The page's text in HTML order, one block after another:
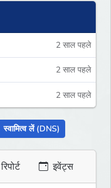
2 साल पहले
2 साल पहले
2 साल पहले
स्वामित्व लें (DNS)
रिपोर्ट इवेंट्स